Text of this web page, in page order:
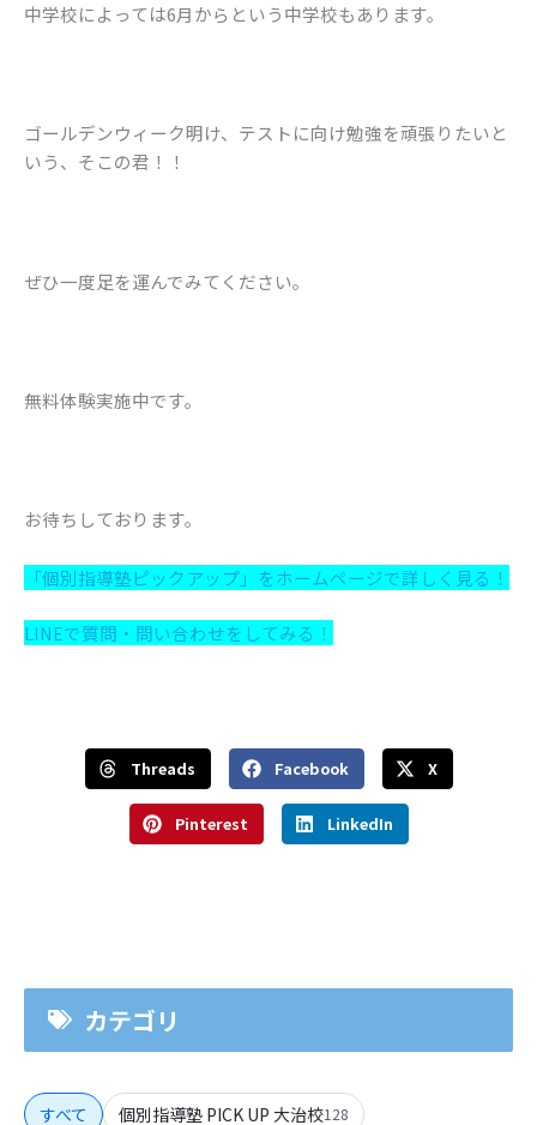
中学校によっては6月からという中学校もあります。
ゴールデンウィーク明け、テストに向け勉強を頑張りたいと
いう、そこの君！！
ぜひ一度足を運んでみてください。
無料体験実施中です。
お待ちしております。
「個別指導塾ピックアップ」をホームページで詳しく見る！
LINEで質問・問い合わせをしてみる！
Threads Facebook X
Pinterest LinkedIn
カテゴリ
すべて 個別指導塾 PICK UP 大治校128